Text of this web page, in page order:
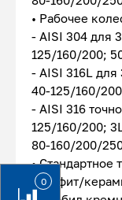
0
• Рабочее
- AISI 304 для
125/160/200;
- AISI 316L для
40-125/160/
- AISI 316
125/160/200;
80-160/200/
• Стандартное
- Графит/